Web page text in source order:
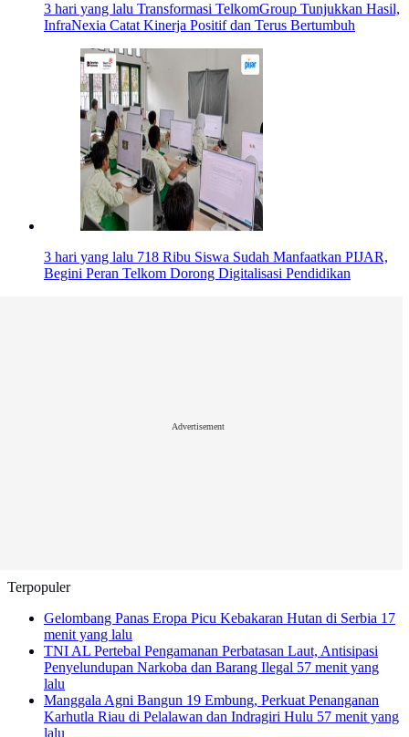
3 hari yang lalu Transformasi TelkomGroup Tunjukkan Hasil,
InfraNexia Catat Kinerja Positif dan Terus Bertumbuh
3 hari yang lalu 718 Ribu Siswa Sudah Manfaatkan PIJAR,
Begini Peran Telkom Dorong Digitalisasi Pendidikan
Advertisement
Terpopuler
Gelombang Panas Eropa Picu Kebakaran Hutan di Serbia 17
menit yang lalu
TNI AL Pertebal Pengamanan Perbatasan Laut, Antisipasi
Penyelundupan Narkoba dan Barang Ilegal 57 menit yang
lalu
Manggala Agni Bangun 19 Embung, Perkuat Penanganan
Karhutla Riau di Pelalawan dan Indragiri Hulu 57 menit yang
lalu